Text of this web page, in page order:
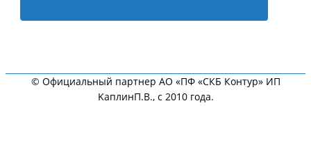
© Официальный партнер АО «ПФ «СКБ Контур» ИП
KaплинП.В., с 2010 года.